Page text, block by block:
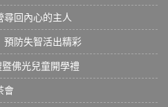
回內心的主人
防失智活出精彩
佛光兒童開學禮
會